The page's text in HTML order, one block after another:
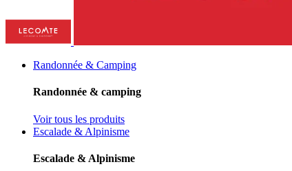
Randonnée & Camping
Randonnée & camping
Voir tous les produits
Escalade & Alpinisme
Escalade & Alpinisme